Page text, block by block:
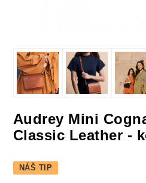
Audrey Mini
Classic Leather -
NÁŠ TIP